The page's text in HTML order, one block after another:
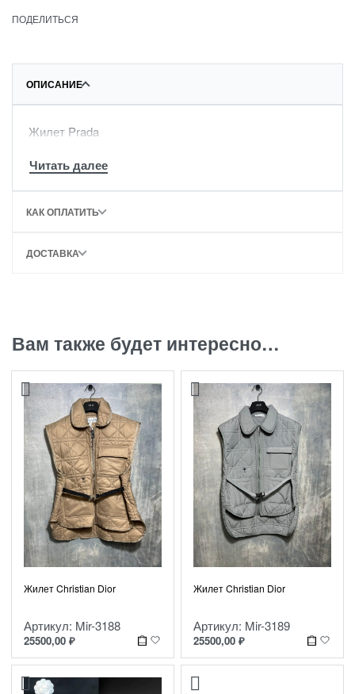
ПОДЕЛИТЬСЯ
ОПИСАНИЕ
Жилет Prada
КАК ОПЛАТИТЬ
ДОСТАВКА
Вам также будет интересно…
Жилет Christian Dior
Артикул: Mir-3188
25500,00 ₽
Жилет Christian Dior
Артикул: Mir-3189
25500,00 ₽